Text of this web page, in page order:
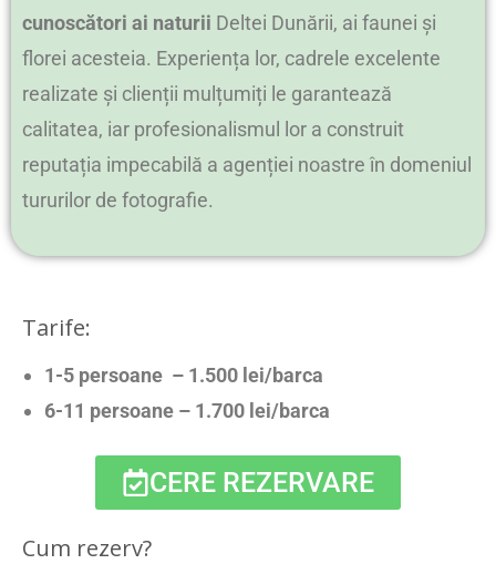
cunoscători ai naturii Deltei Dunării, ai faunei și
florei acesteia. Experiența lor, cadrele excelente
realizate și clienții mulțumiți le garantează
calitatea, iar profesionalismul lor a construit
reputația impecabilă a agenției noastre în domeniul
tururilor de fotografie.
Tarife:
1-5 persoane – 1.500 lei/barca
6-11 persoane – 1.700 lei/barca
CERE REZERVARE
Cum rezerv?